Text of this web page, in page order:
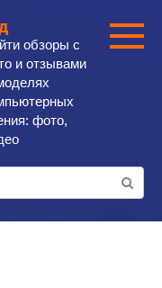
обзоры с
и отзывами
фото,